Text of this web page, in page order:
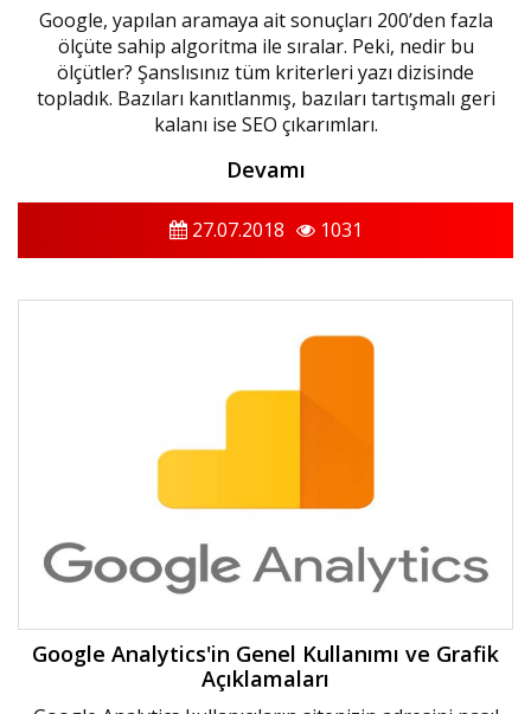
Google, yapılan aramaya ait sonuçları 200’den fazla
ölçüte sahip algoritma ile sıralar. Peki, nedir bu
ölçütler? Şanslısınız tüm kriterleri yazı dizisinde
topladık. Bazıları kanıtlanmış, bazıları tartışmalı geri
kalanı ise SEO çıkarımları.
Devamı
27.07.2018 1031
Google Analytics'in Genel Kullanımı ve Grafik
Açıklamaları